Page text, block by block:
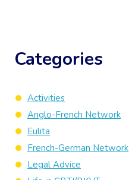
Categories
Activities
Anglo-French Network
Eulita
French-German Network
Legal Advice